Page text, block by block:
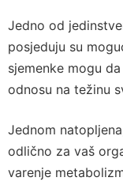
Jedno od
posjeduju su
sjemenke mogu
odnosu na težinu
Jednom
odlično za vaš
varenje